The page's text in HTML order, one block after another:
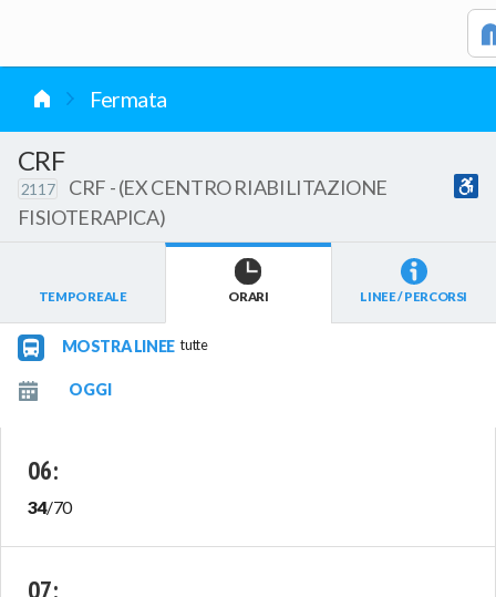
Fermata
CRF
2117
CRF - (EX CENTRO RIABILITAZIONE
FISIOTERAPICA)
TEMPO REALE ORARI LINEE / PERCORSI
MOSTRA LINEE tutte
06:
34/70
07: